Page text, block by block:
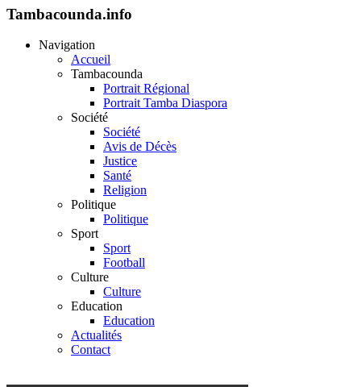
Tambacounda.info
Navigation
Accueil
Tambacounda
Portrait Régional
Portrait Tamba Diaspora
Société
Société
Avis de Décès
Justice
Santé
Religion
Politique
Politique
Sport
Sport
Football
Culture
Culture
Education
Education
Actualités
Contact